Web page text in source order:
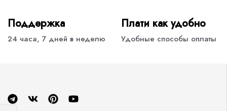
Поддержка
24 часа, 7 дней в неделю
Плати как удобно
Удобные способы оплаты